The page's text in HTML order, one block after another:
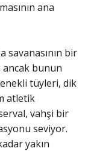
ana
savanasının bir
ancak bunun
tüyleri, dik
atletik
vahşi bir
seviyor.
yakın